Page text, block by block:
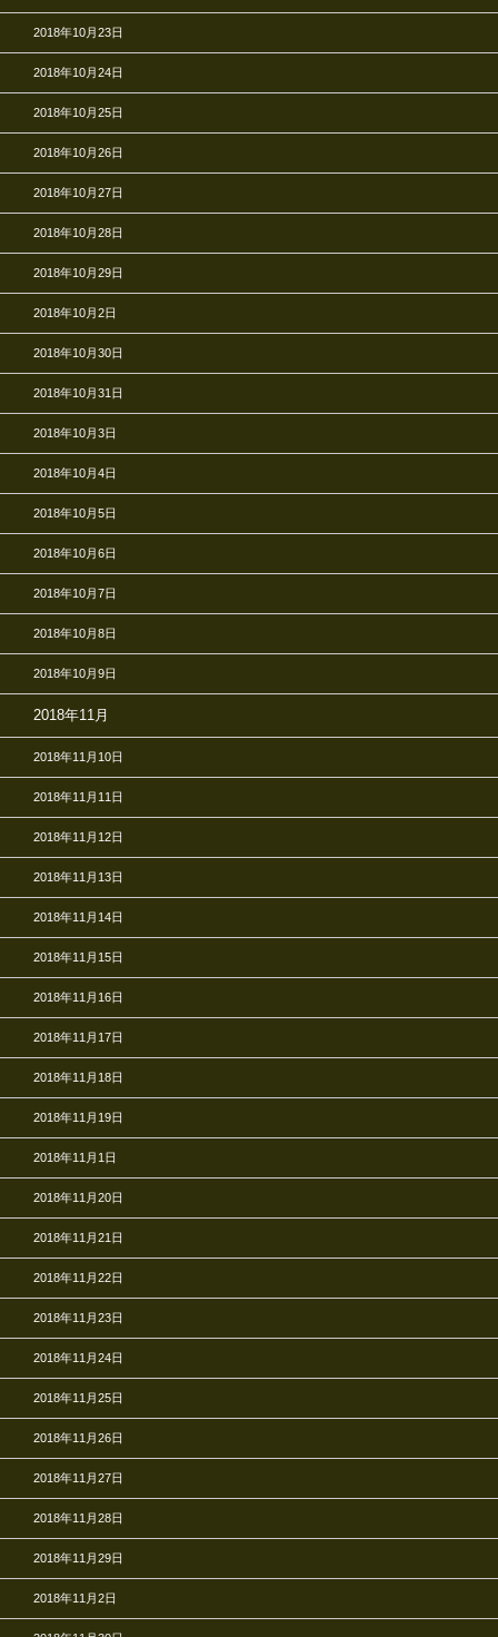
2018年10月23日
2018年10月24日
2018年10月25日
2018年10月26日
2018年10月27日
2018年10月28日
2018年10月29日
2018年10月2日
2018年10月30日
2018年10月31日
2018年10月3日
2018年10月4日
2018年10月5日
2018年10月6日
2018年10月7日
2018年10月8日
2018年10月9日
2018年11月
2018年11月10日
2018年11月11日
2018年11月12日
2018年11月13日
2018年11月14日
2018年11月15日
2018年11月16日
2018年11月17日
2018年11月18日
2018年11月19日
2018年11月1日
2018年11月20日
2018年11月21日
2018年11月22日
2018年11月23日
2018年11月24日
2018年11月25日
2018年11月26日
2018年11月27日
2018年11月28日
2018年11月29日
2018年11月2日